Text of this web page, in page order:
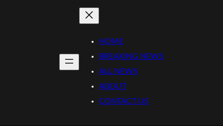
HOME
BREAKING NEWS
ALL NEWS
ABOUT
CONTACT US